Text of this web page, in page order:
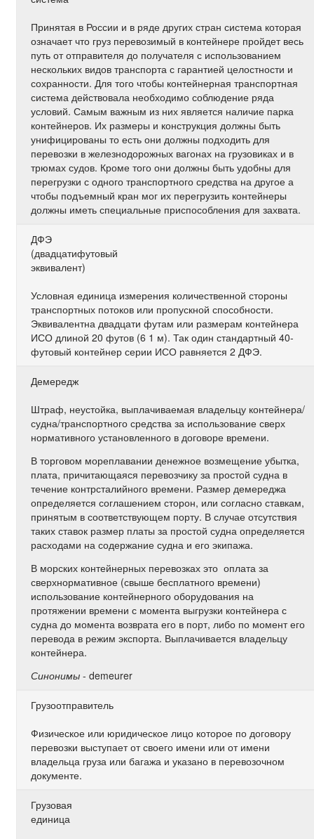
Принятая в России и в ряде других стран система которая
означает что груз перевозимый в контейнере пройдет весь
путь от отправителя до получателя с использованием
нескольких видов транспорта с гарантией целостности и
сохранности. Для того чтобы контейнерная транспортная
система действовала необходимо соблюдение ряда
условий. Самым важным из них является наличие парка
контейнеров. Их размеры и конструкция должны быть
унифицированы то есть они должны подходить для
перевозки в железнодорожных вагонах на грузовиках и в
трюмах судов. Кроме того они должны быть удобны для
перегрузки с одного транспортного средства на другое а
чтобы подъемный кран мог их перегрузить контейнеры
должны иметь специальные приспособления для захвата.
ДФЭ
(двадцатифутовый
эквивалент)
Условная единица измерения количественной стороны
транспортных потоков или пропускной способности.
Эквивалентна двадцати футам или размерам контейнера
ИСО длиной 20 футов (6 1 м). Так один стандартный 40-
футовый контейнер серии ИСО равняется 2 ДФЭ.
Демередж
Штраф, неустойка, выплачиваемая владельцу контейнера/
судна/транспортного средства за использование сверх
нормативного установленного в договоре времени.
В торговом мореплавании денежное возмещение убытка,
плата, причитающаяся перевозчику за простой судна в
течение контрсталийного времени. Размер демереджа
определяется соглашением сторон, или согласно ставкам,
принятым в соответствующем порту. В случае отсутствия
таких ставок размер платы за простой судна определяется
расходами на содержание судна и его экипажа.
В морских контейнерных перевозках это оплата за
сверхнормативное (свыше бесплатного времени)
использование контейнерного оборудования на
протяжении времени с момента выгрузки контейнера с
судна до момента возврата его в порт, либо по момент его
перевода в режим экспорта. Выплачивается владельцу
контейнера.
Синонимы - demeurer
Грузоотправитель
Физическое или юридическое лицо которое по договору
перевозки выступает от своего имени или от имени
владельца груза или багажа и указано в перевозочном
документе.
Грузовая
единица